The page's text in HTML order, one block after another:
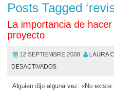
Posts Tagged
La importancia de
proyecto
12 SEPTIEMBRE 2008 LAURA C
DESACTIVADOS
Alguien dijo alguna vez: «No